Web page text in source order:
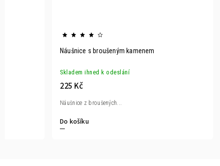
Náušnice s broušeným kamenem
Skladem ihned k odeslání
225 Kč
Do košíku
Náušnice z broušených...